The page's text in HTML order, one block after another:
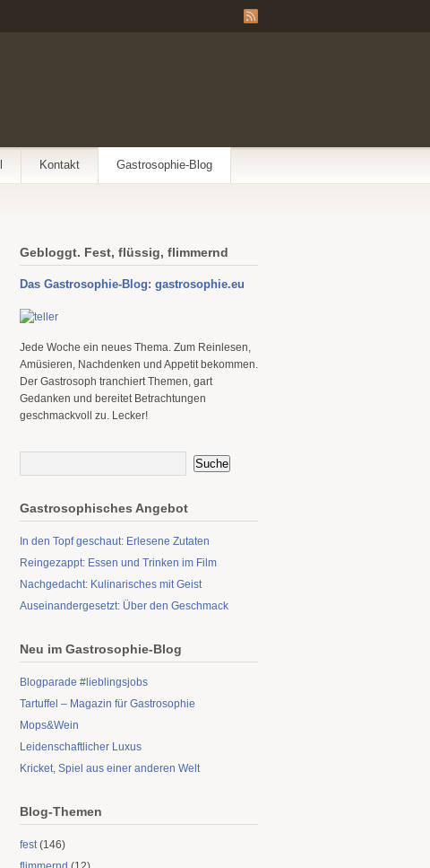
Kontakt Gastrosophie-Blog
Gebloggt. Fest, flüssig, flimmernd
Das Gastrosophie-Blog: gastrosophie.eu
Jede Woche ein neues Thema. Zum Reinlesen,
Amüsieren, Nachdenken und Appetit bekommen.
Der Gastrosoph tranchiert Themen, gart
Gedanken und bereitet Betrachtungen
geschmackvoll zu. Lecker!
Gastrosophisches Angebot
In den Topf geschaut: Erlesene Zutaten
Reingezappt: Essen und Trinken im Film
Nachgedacht: Kulinarisches mit Geist
Auseinandergesetzt: Über den Geschmack
Neu im Gastrosophie-Blog
Blogparade #lieblingsjobs
Tartuffel – Magazin für Gastrosophie
Mops&Wein
Leidenschaftlicher Luxus
Kricket, Spiel aus einer anderen Welt
Blog-Themen
fest(146)